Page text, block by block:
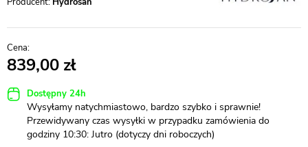
839,00
Dostępny 24h
Wysyłamy natychmiastowo, bardzo szybko i sprawnie!
Przewidywany czas wysyłki w przypadku zamówienia do
godziny 10:30: Jutro (dotyczy dni roboczych)